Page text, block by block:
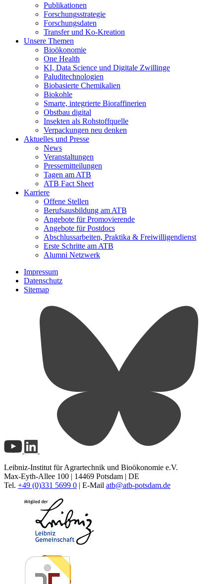
Publikationen
Forschungsstrategie
Forschungsdaten
Transfer und Ko-Kreation
Unsere Themen
Bioökonomie
One Health
KI, Data Science und Digitale Zwillinge
Paluditechnologien
Biobasierte Chemikalien
Biokohle
Smarte, integrierte Bioraffinerien
Obstbau digital
Insekten als Rohstoffquelle
Verpackungen neu denken
Aktuelles und Presse
News
Veranstaltungen
Pressemitteilungen
Tagen am ATB
ATB Fact Sheet
Karriere
Offene Stellen
Berufsausbildung am ATB
Angebote für Promovierende
Angebote für Postdocs
Abschlussarbeiten, Praktika & Freiwilligendienst
Erste Schritte am ATB
Alumni Netzwerk
Impressum
Datenschutz
Sitemap
Leibniz-Institut für Agrartechnik und Bioökonomie e.V.
Max-Eyth-Allee 100 | 14469 Potsdam | DE
Tel. +49 (0)331 5699 0 | E-Mail atb@atb-potsdam.de